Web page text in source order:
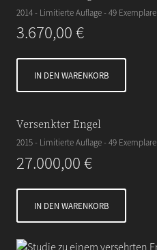
2014 - Limitierte Auflage - 49 Exemplare
3.670,00€
IN DEN WARENKORB
Versenkter Engel
2015 - Limitierte Auflage - 49 Exemplare
27.000,00€
IN DEN WARENKORB